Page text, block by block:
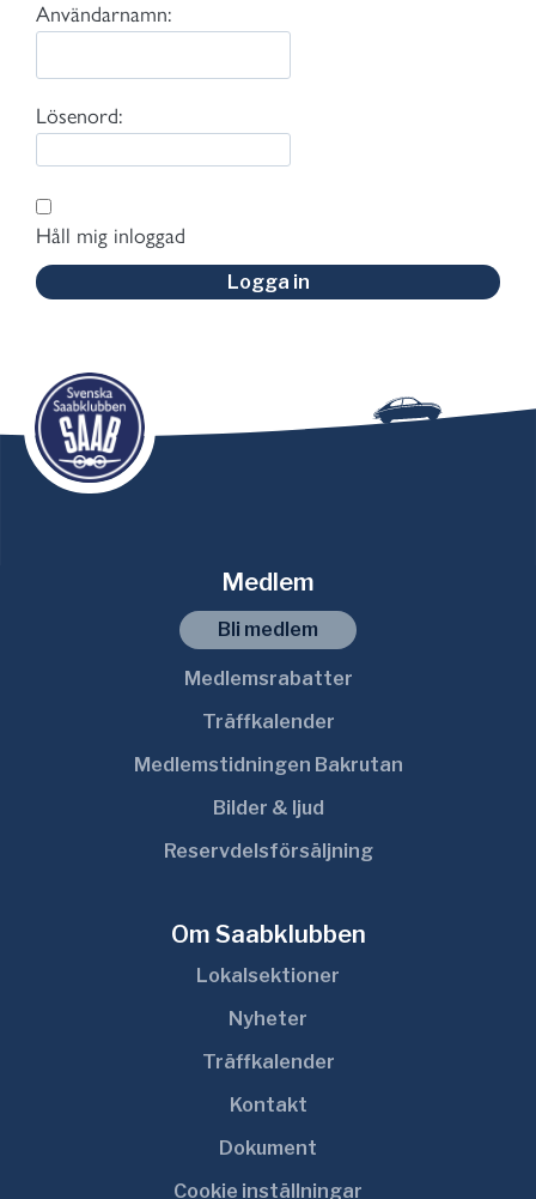
Användarnamn:
Lösenord:
Håll mig inloggad
Logga in
Medlem
Bli medlem
Medlemsrabatter
Träffkalender
Medlemstidningen Bakrutan
Bilder & ljud
Reservdelsförsäljning
Om Saabklubben
Lokalsektioner
Nyheter
Träffkalender
Kontakt
Dokument
Cookie inställningar